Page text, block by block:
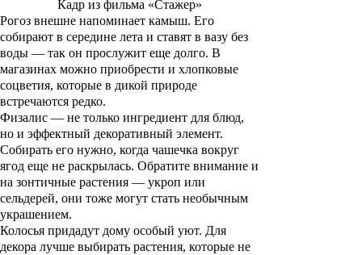
Кадр из фильма «Стажер»
Рогоз внешне напоминает камыш. Его
собирают в середине лета и ставят в вазу без
воды — так он прослужит еще долго. В
магазинах можно приобрести и хлопковые
соцветия, которые в дикой природе
встречаются редко.
Физалис — не только ингредиент для блюд,
но и эффектный декоративный элемент.
Собирать его нужно, когда чашечка вокруг
ягод еще не раскрылась. Обратите внимание и
на зонтичные растения — укроп или
сельдерей, они тоже могут стать необычным
украшением.
Колосья придадут дому особый уют. Для
декора лучше выбирать растения, которые не